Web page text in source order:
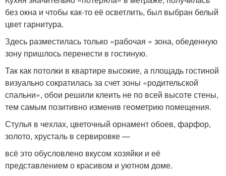
без окна и чтобы как-то её осветлить, был выбран белый
цвет гарнитура.
Здесь разместилась только «рабочая » зона, обеденную
зону пришлось перенести в гостиную.
Так как потолки в квартире высокие, а площадь гостиной
визуально сократилась за счет зоны «родительской
спальни», обои решили клеить не по всей высоте стены,
тем самым позитивно изменив геометрию помещения.
Стулья в чехлах, цветочный орнамент обоев, фарфор,
золото, хрусталь в сервировке —
всё это обусловлено вкусом хозяйки и её
представлением о красивом и уютном доме.